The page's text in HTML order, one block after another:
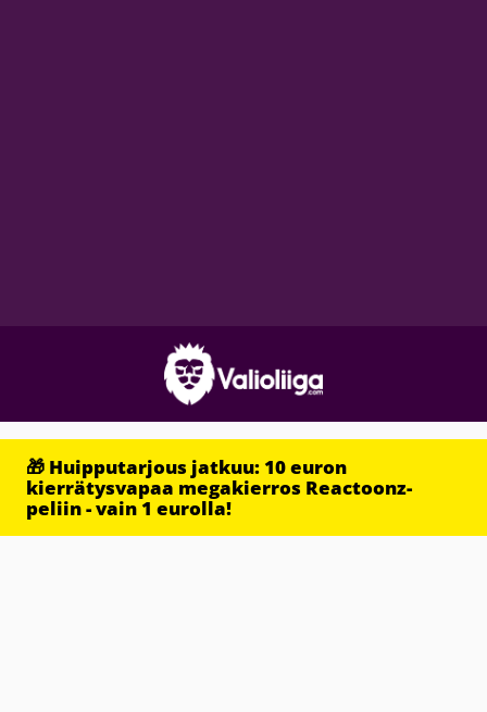
🎁 Huipputarjous jatkuu: 10 euron
kierrätysvapaa megakierros Reactoonz-
peliin - vain 1 eurolla!